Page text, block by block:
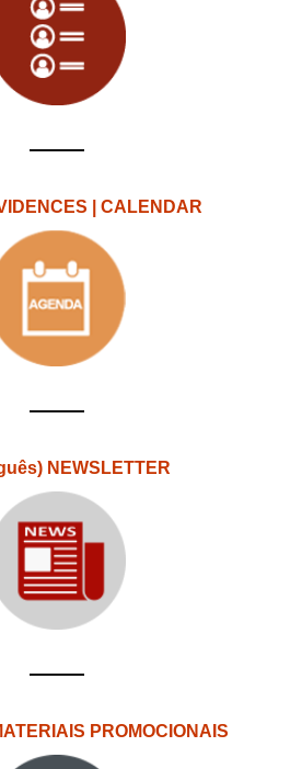
| CALENDAR
NEWSLETTER
PROMOCIONAIS